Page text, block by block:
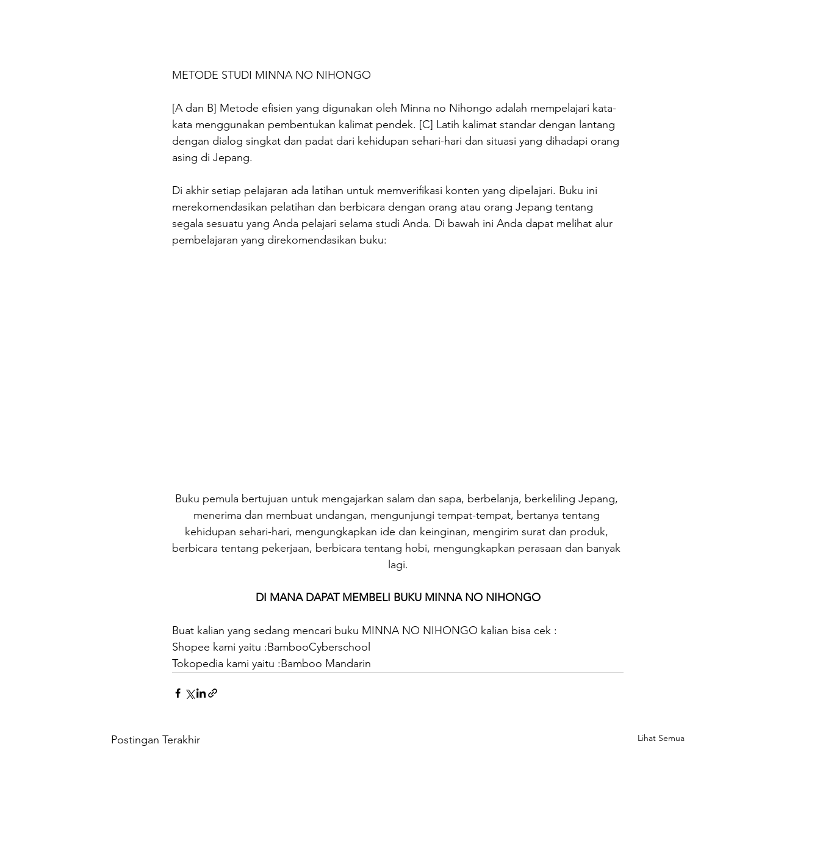
METODE STUDI MINNA NO NIHONGO
[A dan B] Metode efisien yang digunakan oleh Minna no Nihongo adalah mempelajari kata-
kata menggunakan pembentukan kalimat pendek. [C] Latih kalimat standar dengan lantang
dengan dialog singkat dan padat dari kehidupan sehari-hari dan situasi yang dihadapi orang
asing di Jepang.
Di akhir setiap pelajaran ada latihan untuk memverifikasi konten yang dipelajari. Buku ini
merekomendasikan pelatihan dan berbicara dengan orang atau orang Jepang tentang
segala sesuatu yang Anda pelajari selama studi Anda. Di bawah ini Anda dapat melihat alur
pembelajaran yang direkomendasikan buku:
Buku pemula bertujuan untuk mengajarkan salam dan sapa, berbelanja, berkeliling Jepang,
menerima dan membuat undangan, mengunjungi tempat-tempat, bertanya tentang
kehidupan sehari-hari, mengungkapkan ide dan keinginan, mengirim surat dan produk,
berbicara tentang pekerjaan, berbicara tentang hobi, mengungkapkan perasaan dan banyak
lagi.
DI MANA DAPAT MEMBELI BUKU MINNA NO NIHONGO
Buat kalian yang sedang mencari buku MINNA NO NIHONGO kalian bisa cek :
Shopee kami yaitu :BambooCyberschool
Tokopedia kami yaitu :Bamboo Mandarin
Postingan Terakhir Lihat Semua